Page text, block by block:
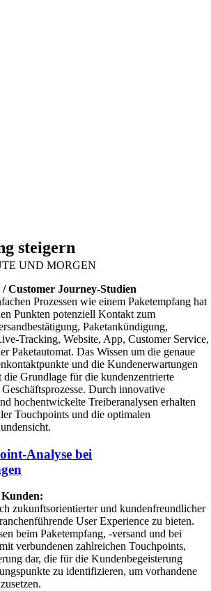
steigern
Customer Journey-Studien
Prozessen wie einem Paketempfang hat
Punkten potenziell Kontakt zum
Paketankündigung,
Tracking, Website, App, Customer Service,
Paketautomat. Das Wissen um die genaue
und die Kundenerwartungen
Grundlage für die kundenzentrierte
Durch innovative
hochentwickelte Treiberanalysen erhalten
Touchpoints und die optimalen
Analyse bei
zukunftsorientierter und kundenfreundlicher
User Experience zu bieten.
beim Paketempfang, -versand und bei
verbundenen zahlreichen Touchpoints,
dar, die für die Kundenbegeisterung
zu identifizieren, um vorhandene